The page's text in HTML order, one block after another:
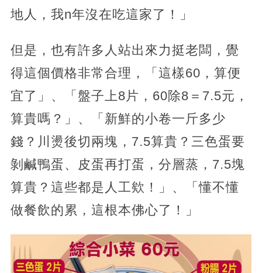
地人，我n年沒在吃這家了！」
但是，也有許多人站出來力挺老闆，覺
得這個價格非常合理，「這樣60，算便
宜了」、「盤子上8片，60除8＝7.5元，
算貴嗎？」、「新鮮的小卷一斤多少
錢？川燙後切兩塊，7.5算貴？三色蛋要
剝鹹鴨蛋、皮蛋再打蛋，分層蒸，7.5塊
算貴？這些都是人工欸！」、「懂不懂
做餐飲的累，這根本佛心了！」